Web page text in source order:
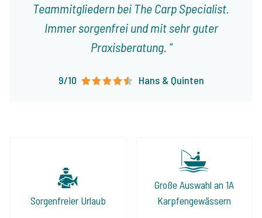
Teammitgliedern bei The Carp Specialist.
Immer sorgenfrei und mit sehr guter
Praxisberatung.
9/10 Hans & Quinten
Sorgenfreier Urlaub
Große Auswahl an 1A
Karpfengewässern